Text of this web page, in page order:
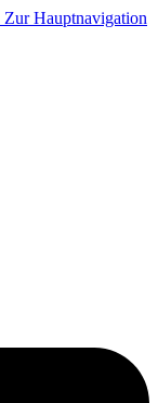
Zur Hauptnavigation